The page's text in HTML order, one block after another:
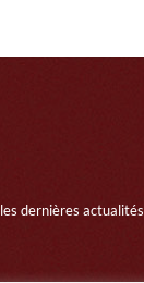
dernières